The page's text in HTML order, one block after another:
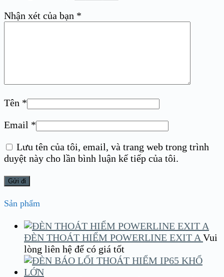
Nhận xét của bạn *
Tên *
Email *
Lưu tên của tôi, email, và trang web trong trình
duyệt này cho lần bình luận kế tiếp của tôi.
Sản phẩm
ĐÈN THOÁT HIỂM POWERLINE EXIT A Vui
lòng liên hệ để có giá tốt